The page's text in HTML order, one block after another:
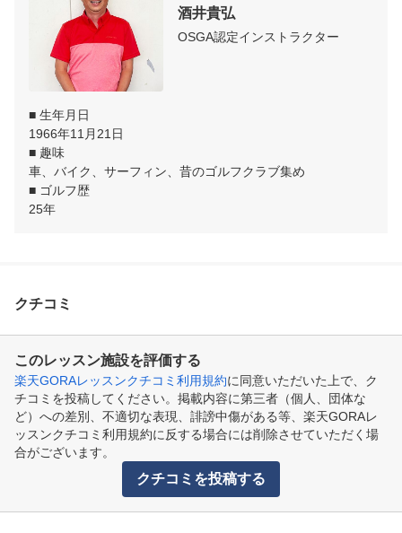
酒井貴弘
OSGA認定インストラクター
■ 生年月日
1966年11月21日
■ 趣味
車、バイク、サーフィン、昔のゴルフクラブ集め
■ ゴルフ歴
25年
クチコミ
このレッスン施設を評価する
楽天GORAレッスンクチコミ利用規約に同意いただいた上で、ク
チコミを投稿してください。掲載内容に第三者（個人、団体な
ど）への差別、不適切な表現、誹謗中傷がある等、楽天GORAレ
ッスンクチコミ利用規約に反する場合には削除させていただく場
合がございます。
クチコミを投稿する